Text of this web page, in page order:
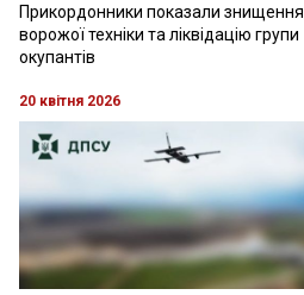
Прикордонники показали знищення
ворожої техніки та ліквідацію групи
окупантів
20 квітня 2026